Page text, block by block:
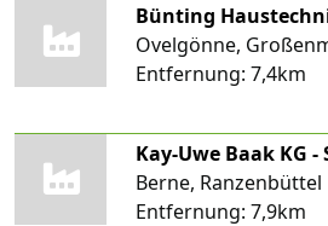
Ovelgönne,
Entfernung: 7,4km
Kay-Uwe Baak KG
Berne, Ranzenbüttel
Entfernung: 7,9km